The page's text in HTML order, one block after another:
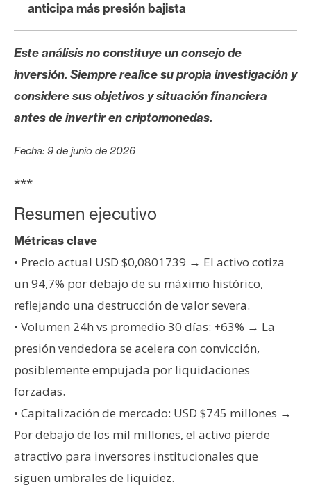
s
N
o
t
a
d
e
n
s
T
m
a
s
R
e
c
anticipa más presión bajista
Este análisis no constituye un consejo de
inversión. Siempre realice su propia investigación y
considere sus objetivos y situación financiera
antes de invertir en criptomonedas.
Fecha: 9 de junio de 2026
***
Resumen ejecutivo
Métricas clave
• Precio actual USD $0,0801739 → El activo cotiza
un 94,7% por debajo de su máximo histórico,
reflejando una destrucción de valor severa.
• Volumen 24h vs promedio 30 días: +63% → La
presión vendedora se acelera con convicción,
posiblemente empujada por liquidaciones
forzadas.
• Capitalización de mercado: USD $745 millones →
Por debajo de los mil millones, el activo pierde
atractivo para inversores institucionales que
siguen umbrales de liquidez.